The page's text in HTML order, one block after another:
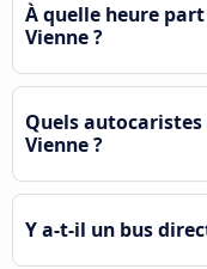
À quelle heure
Vienne ?
Quels
Vienne ?
Y a-t-il un bus